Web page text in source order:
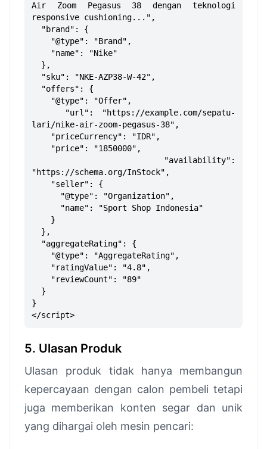
Air Zoom Pegasus 38 dengan teknologi
responsive cushioning...",
"brand": {
"@type": "Brand",
"name": "Nike"
},
"sku": "NKE-AZP38-W-42",
"offers": {
"@type": "Offer",
"url": "https://example.com/sepatu-
lari/nike-air-zoom-pegasus-38",
"priceCurrency": "IDR",
"price": "1850000",
"availability":
"https://schema.org/InStock",
"seller": {
"@type": "Organization",
"name": "Sport Shop Indonesia"
}
},
"aggregateRating": {
"@type": "AggregateRating",
"ratingValue": "4.8",
"reviewCount": "89"
}
}
</script>
5. Ulasan Produk
Ulasan produk tidak hanya membangun
kepercayaan dengan calon pembeli tetapi
juga memberikan konten segar dan unik
yang dihargai oleh mesin pencari: